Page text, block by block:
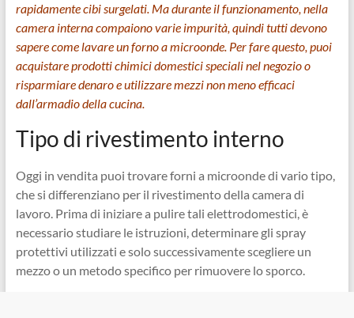
rapidamente cibi surgelati. Ma durante il funzionamento, nella
camera interna compaiono varie impurità, quindi tutti devono
sapere come lavare un forno a microonde. Per fare questo, puoi
acquistare prodotti chimici domestici speciali nel negozio o
risparmiare denaro e utilizzare mezzi non meno efficaci
dall’armadio della cucina.
Tipo di rivestimento interno
Oggi in vendita puoi trovare forni a microonde di vario tipo,
che si differenziano per il rivestimento della camera di
lavoro. Prima di iniziare a pulire tali elettrodomestici, è
necessario studiare le istruzioni, determinare gli spray
protettivi utilizzati e solo successivamente scegliere un
mezzo o un metodo specifico per rimuovere lo sporco.